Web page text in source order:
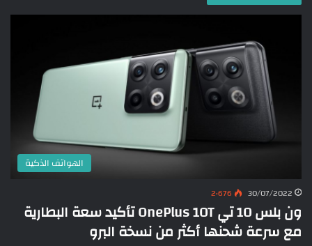
الهواتف الذكية
30/07/2022 2٬676
ون بلس 10 تي OnePlus 10T تأكيد سعة البطارية
مع سرعة شحنها أكثر من نسخة البرو